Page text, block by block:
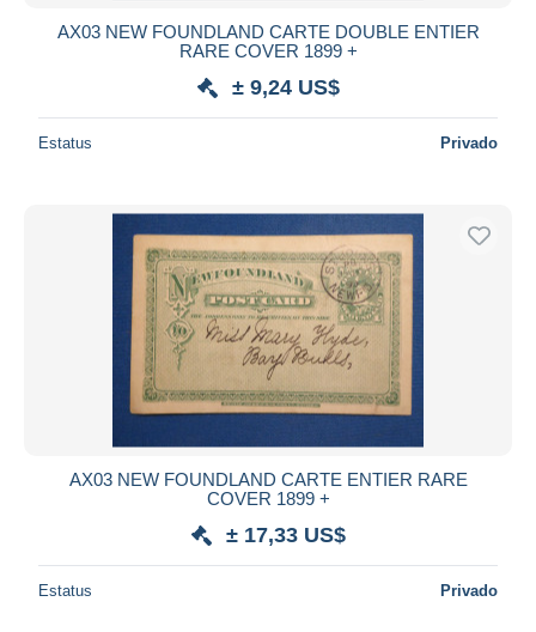
AX03 NEW FOUNDLAND CARTE DOUBLE ENTIER
RARE COVER 1899 +
± 9,24 US$
Estatus Privado
AX03 NEW FOUNDLAND CARTE ENTIER RARE
COVER 1899 +
± 17,33 US$
Estatus Privado